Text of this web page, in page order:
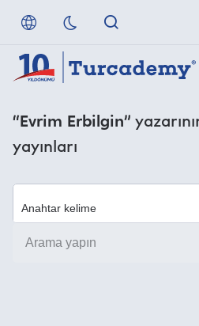
Referanslarımız
Uzaktan Erişim
Nasıl Erişirim
“Evrim Erbilgin”
yayınları